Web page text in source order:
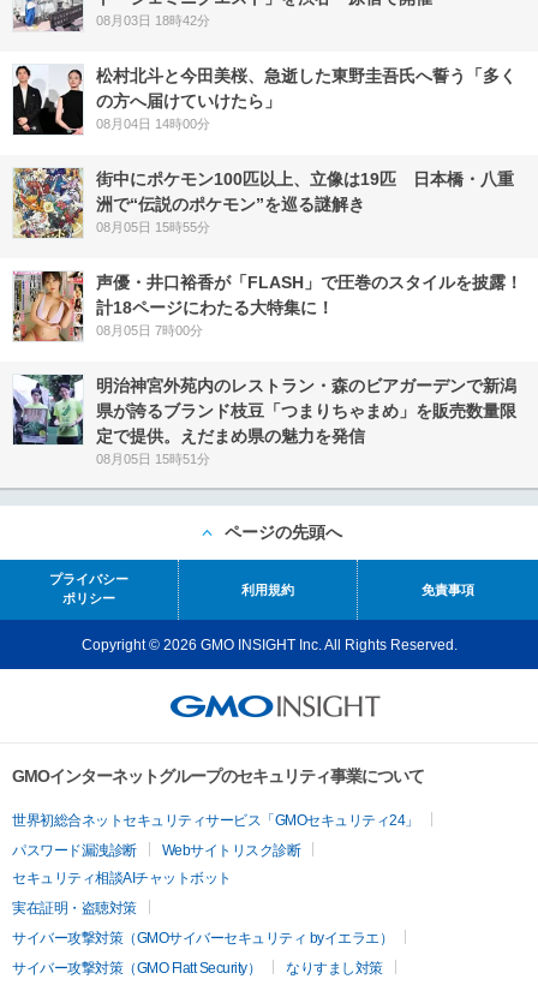
08月03日 18時42分
松村北斗と今田美桜、急逝した東野圭吾氏へ誓う「多く
の方へ届けていけたら」
08月04日 14時00分
街中にポケモン100匹以上、立像は19匹 日本橋・八重
洲で“伝説のポケモン”を巡る謎解き
08月05日 15時55分
声優・井口裕香が「FLASH」で圧巻のスタイルを披露！
計18ページにわたる大特集に！
08月05日 7時00分
明治神宮外苑内のレストラン・森のビアガーデンで新潟
県が誇るブランド枝豆「つまりちゃまめ」を販売数量限
定で提供。えだまめ県の魅力を発信
08月05日 15時51分
ページの先頭へ
プライバシー
ポリシー
利用規約 免責事項
Copyright © 2026 GMO INSIGHT Inc. All Rights Reserved.
GMOインターネットグループのセキュリティ事業について
世界初総合ネットセキュリティサービス「GMOセキュリティ24」
パスワード漏洩診断
Webサイトリスク診断
セキュリティ相談AIチャットボット
実在証明・盗聴対策
サイバー攻撃対策（GMOサイバーセキュリティ byイエラエ）
サイバー攻撃対策（GMO Flatt Security）
なりすまし対策